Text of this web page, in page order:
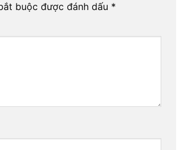
buộc được đánh dấu *